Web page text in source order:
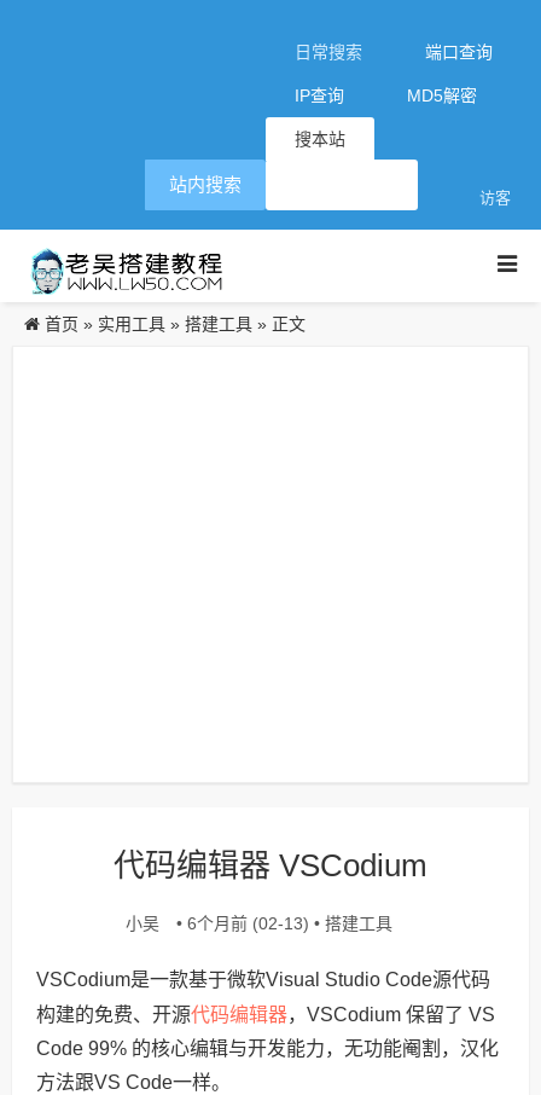
日常搜索 端口查询
IP查询 MD5解密
搜本站
访客
站内搜索
首页 » 实用工具 » 搭建工具 » 正文
代码编辑器 VSCodium
小吴 • 6个月前 (02-13) • 搭建工具
VSCodium是一款基于微软Visual Studio Code源代码
构建的免费、开源代码编辑器，VSCodium 保留了 VS
Code 99% 的核心编辑与开发能力，无功能阉割，汉化
方法跟VS Code一样。